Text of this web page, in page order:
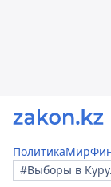
ПолитикаМир
#Выборы в